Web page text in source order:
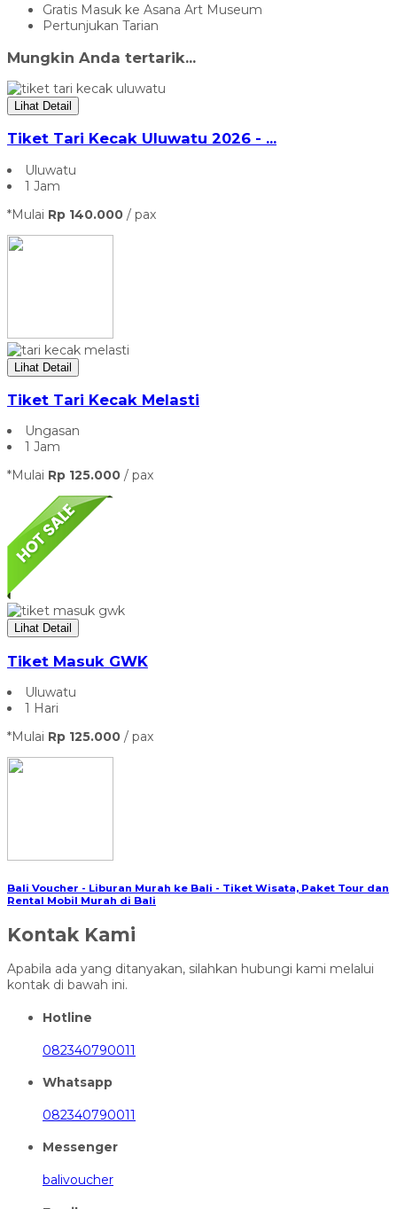
Gratis Masuk ke Asana Art Museum
Pertunjukan Tarian
Mungkin Anda tertarik...
Lihat Detail
Tiket Tari Kecak Uluwatu 2026 - ...
Uluwatu
1 Jam
*Mulai Rp 140.000 / pax
Lihat Detail
Tiket Tari Kecak Melasti
Ungasan
1 Jam
*Mulai Rp 125.000 / pax
Lihat Detail
Tiket Masuk GWK
Uluwatu
1 Hari
*Mulai Rp 125.000 / pax
Bali Voucher - Liburan Murah ke Bali - Tiket Wisata, Paket Tour dan
Rental Mobil Murah di Bali
Kontak Kami
Apabila ada yang ditanyakan, silahkan hubungi kami melalui
kontak di bawah ini.
Hotline
082340790011
Whatsapp
082340790011
Messenger
balivoucher